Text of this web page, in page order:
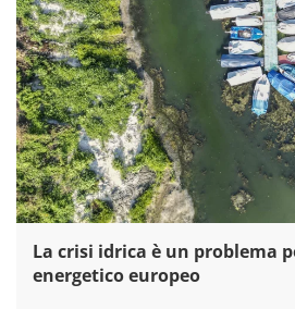
La crisi idrica è un problema
energetico europeo